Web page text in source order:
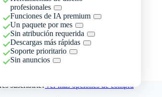
profesionales
Funciones de IA premium
Un paquete por mes
Sin atribución requerida
Descargas más rápidas
Soporte prioritario
Sin anuncios
suscribirte?Ver más opciones de compra